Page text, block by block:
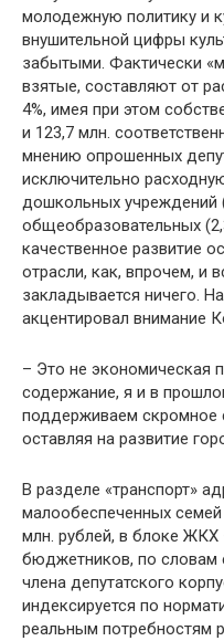
молодежную политику и
внушительной цифры
забытыми. Фактически
взятые, составляют от
4%, имея при этом
и 123,7 млн.
мнению опрошенных
исключительно
дошкольных учреждений
общеобразовательных
качественное развитие
отрасли, как, впрочем, и
закладывается ничего.
акцентировал внимание
– Это не экономическая
содержание, я и в
поддерживаем скромное
оставляя на развитие
В разделе «транспорт»
малообеспеченных семей
млн. рублей, в блоке ЖКХ
бюджетников, по словам
члена депутатского
индексируется по
реальным потребностям